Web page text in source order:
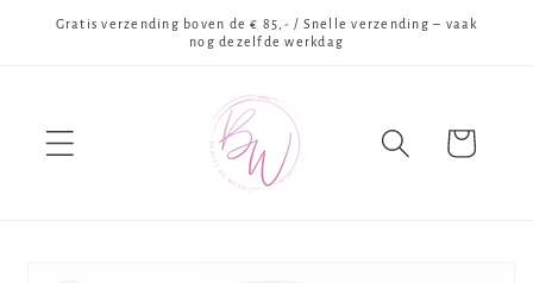
naar de
Gratis verzending boven de € 85,- / Snelle verzending – vaak
nog dezelfde werkdag
Winkelwagen